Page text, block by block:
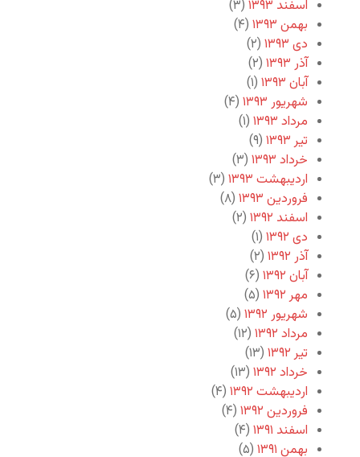
اسفند ۱۳۹۳
(۳)
بهمن ۱۳۹۳
(۴)
دی ۱۳۹۳
(۲)
آذر ۱۳۹۳
(۲)
آبان ۱۳۹۳
(۱)
شهریور ۱۳۹۳
(۴)
مرداد ۱۳۹۳
(۱)
تیر ۱۳۹۳
(۹)
خرداد ۱۳۹۳
(۳)
اردیبهشت ۱۳۹۳
(۳)
فروردین ۱۳۹۳
(۸)
اسفند ۱۳۹۲
(۲)
دی ۱۳۹۲
(۱)
آذر ۱۳۹۲
(۲)
آبان ۱۳۹۲
(۶)
مهر ۱۳۹۲
(۵)
شهریور ۱۳۹۲
(۵)
مرداد ۱۳۹۲
(۱۲)
تیر ۱۳۹۲
(۱۳)
خرداد ۱۳۹۲
(۱۳)
اردیبهشت ۱۳۹۲
(۴)
فروردین ۱۳۹۲
(۴)
اسفند ۱۳۹۱
(۴)
بهمن ۱۳۹۱
(۵)